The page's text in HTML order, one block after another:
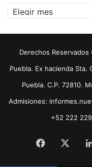
Archivos
Derechos
Puebla. Ex hacienda Sta.
Puebla. C.P. 72810.
Admisiones:
+52 222
Facebook